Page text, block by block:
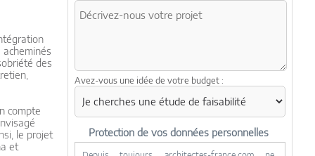
des
compte
le projet
et
Avez-vous une idée de votre budget :
Protection de vos données personnelles